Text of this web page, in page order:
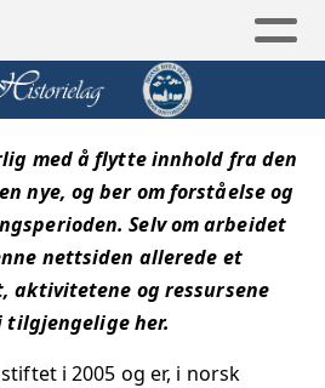
med å flytte innhold fra den
nye, og ber om forståelse og
Selv om arbeidet
nettsiden allerede et
aktivitetene og ressursene
her.
i 2005 og er, i norsk